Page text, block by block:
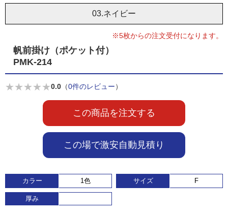
03.ネイビー
※5枚からの注文受付になります。
帆前掛け（ポケット付）
PMK-214
★ ★ ★ ★ ★0.0 （0件のレビュー）
この商品を注文する
この場で激安自動見積り
カラー 1色 サイズ F
厚み